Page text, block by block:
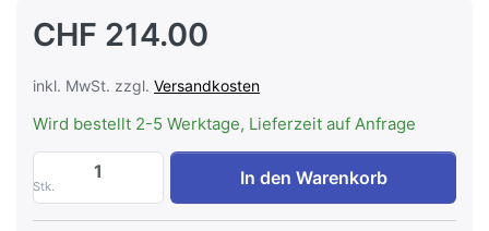
CHF 214.00
inkl. MwSt. zzgl. Versandkosten
Wird bestellt 2-5 Werktage, Lieferzeit auf Anfrage
Stk.
H+H 306000-HMT2 Einzeleinschub
In den Warenkorb